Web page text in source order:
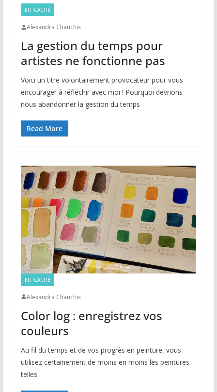
EFFICACITÉ
Alexandra Chauchix
La gestion du temps pour
artistes ne fonctionne pas
Voici un titre volontairement provocateur pour vous
encourager à réfléchir avec moi ! Pourquoi devrions-
nous abandonner la gestion du temps
Read More
EFFICACITÉ
Alexandra Chauchix
Color log : enregistrez vos
couleurs
Au fil du temps et de vos progrès en peinture, vous
utilisez certainement de moins en moins les peintures
telles